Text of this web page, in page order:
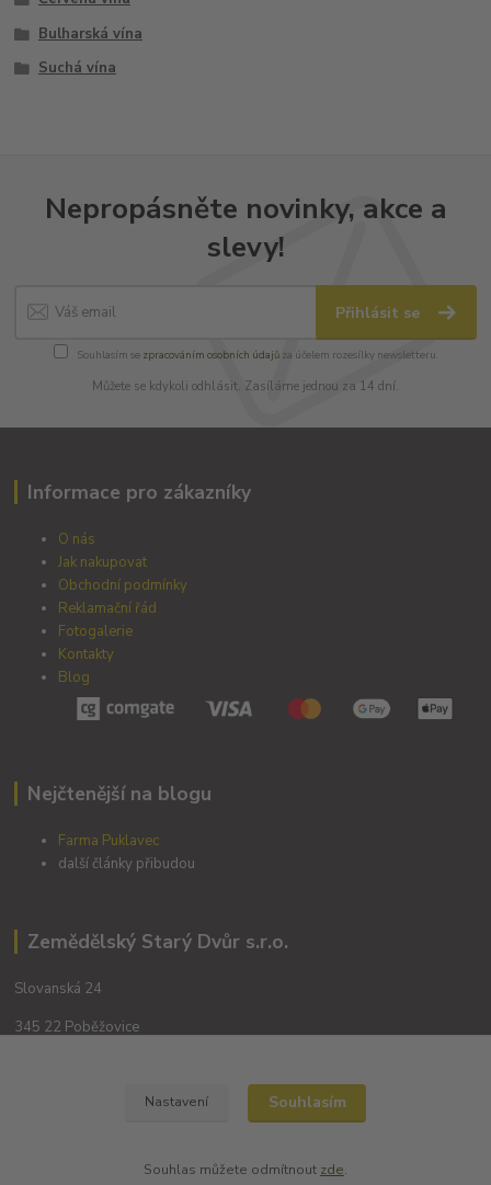
Bulharská vína
Suchá vína
Nepropásněte novinky, akce a
slevy!
Přihlásit se
Souhlasím se zpracováním osobních údajůza účelem rozesílky newsletteru.
Můžete se kdykoli odhlásit. Zasíláme jednou za 14 dní.
Informace pro zákazníky
O nás
Jak nakupovat
Obchodní podmínky
Reklamační řád
Fotogalerie
Kontakty
Blog
Nejčtenější na blogu
Farma Puklavec
další články přibudou
Zemědělský Starý Dvůr s.r.o.
Slovanská 24
345 22 Poběžovice
Nastavení Souhlasím
Souhlas můžete odmítnout zde.